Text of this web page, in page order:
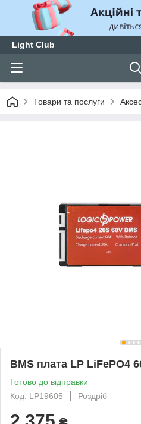
Light Club
Товари та послуги
BMS плата LP LiFePO4
Готово до відправки
Код: LP19605
Роздріб